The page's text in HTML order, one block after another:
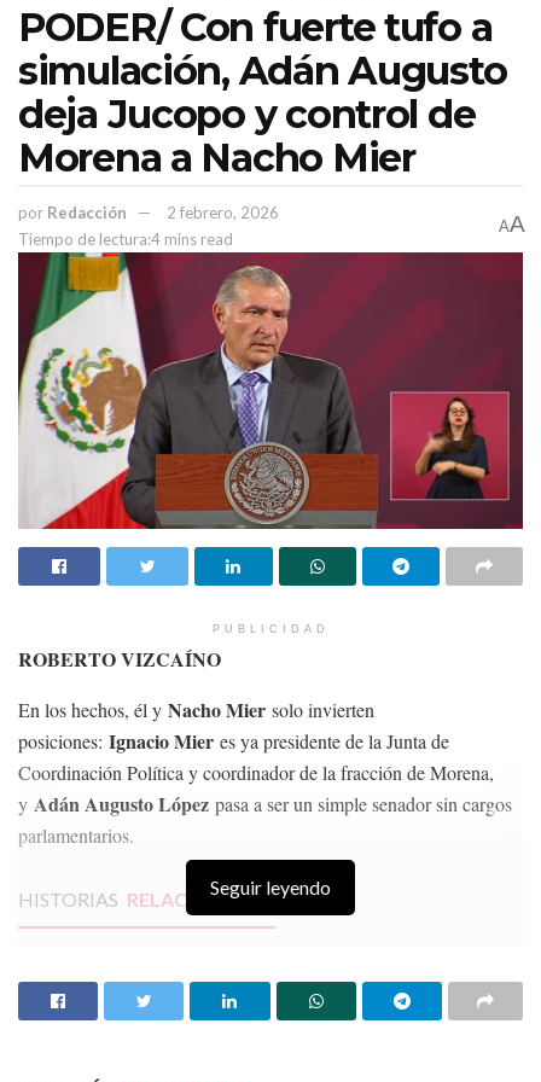
PODER/ Con fuerte tufo a
simulación, Adán Augusto
deja Jucopo y control de
Morena a Nacho Mier
por Redacción
2 febrero, 2026
Tiempo de lectura:4 mins read
AA
PUBLICIDAD
ROBERTO VIZCAÍNO
En los hechos, él y Nacho Mier solo invierten
posiciones: Ignacio Mier es ya presidente de la Junta de
Coordinación Política y coordinador de la fracción de Morena,
y Adán Augusto López pasa a ser un simple senador sin cargos
parlamentarios.
HISTORIAS RELACIONADAS
¿Puedo Conocer mi Capacidad de Pago?
Seguir leyendo